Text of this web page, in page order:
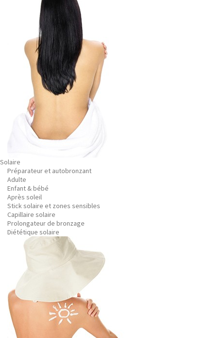
Solaire
Préparateur et autobronzant
Adulte
Enfant & bébé
Après soleil
Stick solaire et zones sensibles
Capillaire solaire
Prolongateur de bronzage
Diététique solaire